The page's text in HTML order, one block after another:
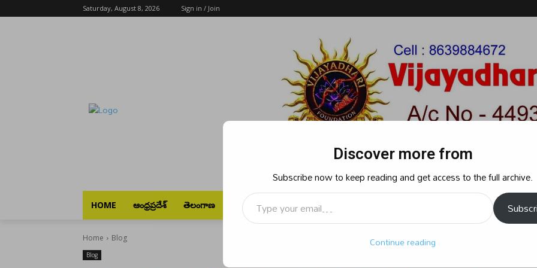
Saturday, August 8, 2026 Sign in / Join
HOME ఆంధ్రప్రదేశ్ తెలంగాణ భారత్ రాజకీయం క్రైమ్ బిజినెస్
Home Blog
Blog
Discover more from
Subscribe now to keep reading and get access to the full archive.
Type your email…
Continue reading